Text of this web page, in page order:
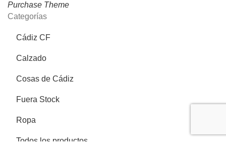
Purchase Theme
Categorías
Cádiz CF
Calzado
Cosas de Cádiz
Fuera Stock
Ropa
Todos los productos